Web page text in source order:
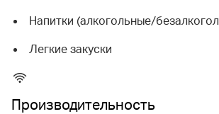
Напитки (алкогольные/
Легкие закуски
Производительность